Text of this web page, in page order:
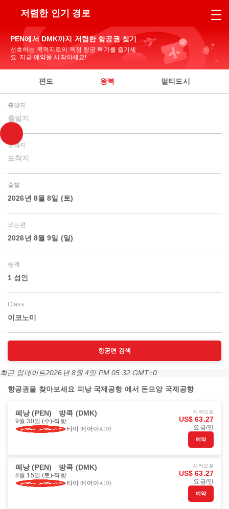
저렴한 인기 경로
PEN에서 DMK까지 저렴한 항공권 찾기
선호하는 목적지로의 독점 항공 특가를 즐기세
요. 지금 예약을 시작하세요!
편도 왕복 멀티도시
출발지
출발지
도착지
도착지
출발
2026년 8월 8일 (토)
오는편
2026년 8월 9일 (일)
승객
1 성인
Class
이코노미
항공편 검색
최근 업데이트2026년 8월 4일 PM 05:32 GMT+0
항공권을 찾아보세요 피낭 국제공항 에서 돈므앙 국제공항
페낭 (PEN) 방콕 (DMK)
9월 30일 (수) 직항
타이 에어아시아
시작으로
US$ 63.27
요금/인
예약
페낭 (PEN) 방콕 (DMK)
8월 15일 (토) 직항
타이 에어아시아
시작으로
US$ 63.27
요금/인
예약